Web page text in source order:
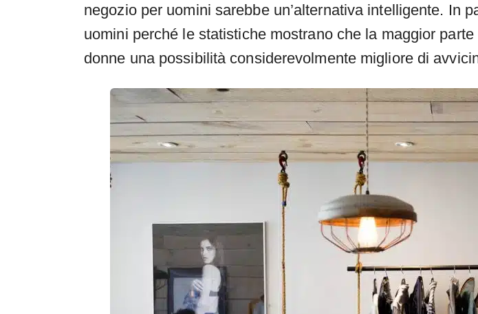
negozio per uomini sarebbe un’alternativa intelligente. In
uomini perché le statistiche mostrano che la maggior
donne una possibilità considerevolmente migliore di